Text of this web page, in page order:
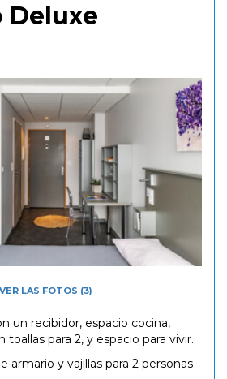
Deluxe
VER LAS FOTOS (3)
un recibidor, espacio cocina,
para 2, y espacio para vivir.
armario y vajillas para 2 personas